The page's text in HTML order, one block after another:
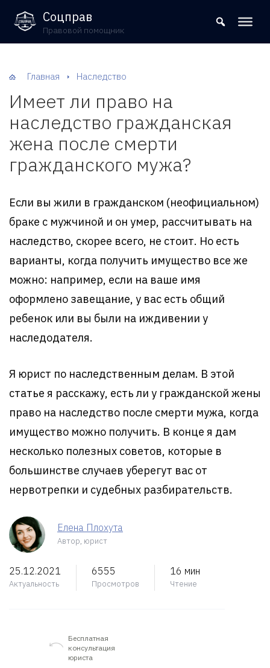
8 (800) 302-09-37
Соцправ
Правовой помощник
Главная Наследство
Имеет ли право на
наследство гражданская
жена после смерти
гражданского мужа?
Если вы жили в гражданском (неофициальном)
браке с мужчиной и он умер, рассчитывать на
наследство, скорее всего, не стоит. Но есть
варианты, когда получить имущество все же
можно: например, если на ваше имя
оформлено завещание, у вас есть общий
ребенок или вы были на иждивении у
наследодателя.
Я юрист по наследственным делам. В этой
статье я расскажу, есть ли у гражданской жены
право на наследство после смерти мужа, когда
имущество можно получить. В конце я дам
несколько полезных советов, которые в
большинстве случаев уберегут вас от
нервотрепки и судебных разбирательств.
Елена Плохута
Автор, юрист
25.12.2021
Актуальность
6555
Просмотров
16 мин
Чтение
Бесплатная
консультация
юриста